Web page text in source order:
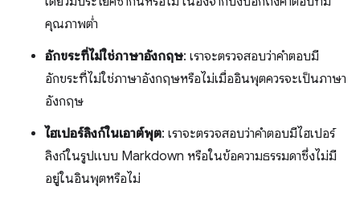
คุณภาพต่ำ
อักขระที่ไม่ใช่ภาษาอังกฤษ: เราจะตรวจสอบว่าคำตอบมี
อักขระที่ไม่ใช่ภาษาอังกฤษหรือไม่เมื่ออินพุตควรจะเป็นภาษา
อังกฤษ
ไฮเปอร์ลิงก์ในเอาต์พุต: เราจะตรวจสอบว่าคำตอบมีไฮเปอร์
ลิงก์ในรูปแบบ Markdown หรือในข้อความธรรมดาซึ่งไม่มี
อยู่ในอินพุตหรือไม่